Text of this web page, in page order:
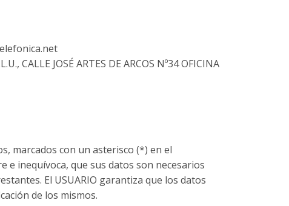
CALLE JOSÉ ARTES DE ARCOS Nº34 OFICINA
marcados con un asterisco (*) en el
inequívoca, que sus datos son necesarios
El USUARIO garantiza que los datos
de los mismos.